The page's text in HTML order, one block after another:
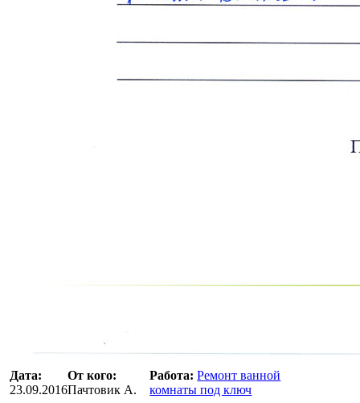
Дата:
23.09.2016
От кого:
Пачтовик А.
Работа: Ремонт ванной
комнаты под ключ